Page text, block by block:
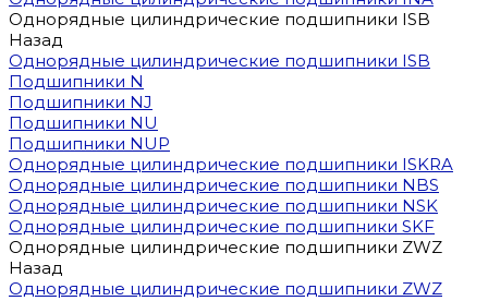
Однорядные цилиндрические подшипники ISB
Назад
Однорядные цилиндрические подшипники ISB
Подшипники N
Подшипники NJ
Подшипники NU
Подшипники NUP
Однорядные цилиндрические подшипники ISKRA
Однорядные цилиндрические подшипники NBS
Однорядные цилиндрические подшипники NSK
Однорядные цилиндрические подшипники SKF
Однорядные цилиндрические подшипники ZWZ
Назад
Однорядные цилиндрические подшипники ZWZ